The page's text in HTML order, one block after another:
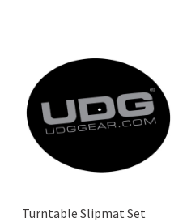
Turntable Slipmat Set